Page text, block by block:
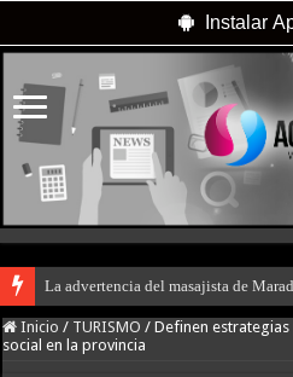
Instalar
La advertencia del masajista de
Inicio / TURISMO / Definen
social en la provincia